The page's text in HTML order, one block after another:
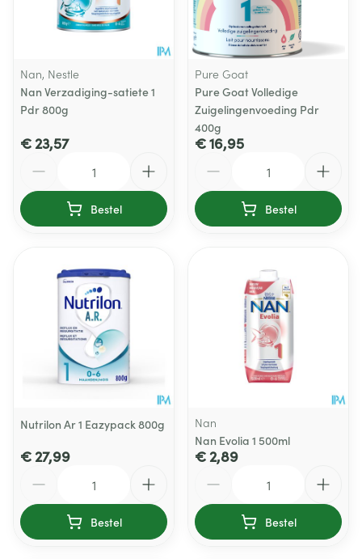
Nan, Nestle
Nan Verzadiging-satiete 1
Pdr 800g
€ 23,57
Bestel
Pure Goat
Pure Goat Volledige
Zuigelingenvoeding Pdr
400g
€ 16,95
Bestel
Nutrilon Ar 1 Eazypack 800g
€ 27,99
Bestel
Nan
Nan Evolia 1 500ml
€ 2,89
Bestel